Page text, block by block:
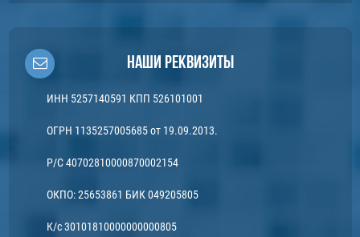
Наши реквизиты
ИНН 5257140591 КПП 526101001
ОГРН 1135257005685 от 19.09.2013.
Р/С 40702810000870002154
ОКПО: 25653861 БИК 049205805
К/с 30101810000000000805